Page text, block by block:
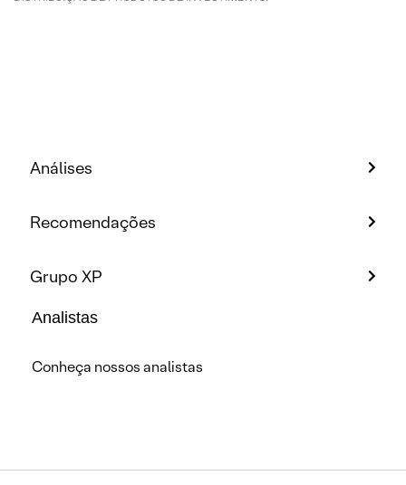
Análises
Recomendações
Grupo XP
Analistas
Conheça nossos analistas